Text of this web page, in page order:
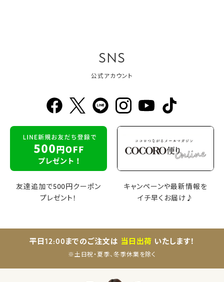
SNS
公式アカウント
友達追加で500円クーポン
プレゼント！
キャンペーンや最新情報を
イチ早くお届け♪
平日12:00までのご注文は 当日出荷 いたします！
※土日祝・夏季、冬季休業を除く